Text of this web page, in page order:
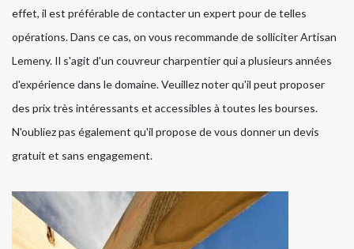
effet, il est préférable de contacter un expert pour de telles
opérations. Dans ce cas, on vous recommande de solliciter Artisan
Lemeny. Il s'agit d'un couvreur charpentier qui a plusieurs années
d'expérience dans le domaine. Veuillez noter qu'il peut proposer
des prix très intéressants et accessibles à toutes les bourses.
N'oubliez pas également qu'il propose de vous donner un devis
gratuit et sans engagement.